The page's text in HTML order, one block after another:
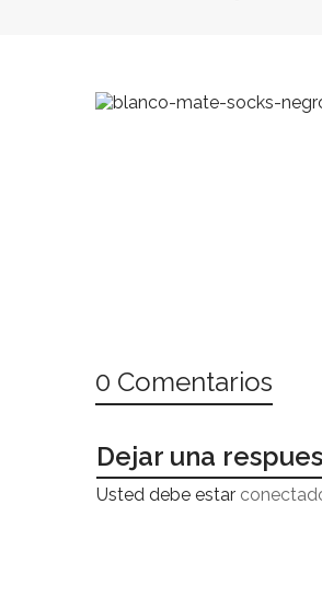
0 Comentarios
Dejar una
Usted debe estar